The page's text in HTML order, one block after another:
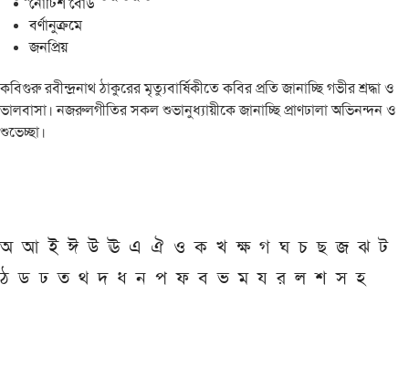
বর্ণানুক্রমে
জনপ্রিয়
কবিগুরু রবীন্দ্রনাথ ঠাকুরের মৃত্যুবার্ষিকীতে কবির প্রতি জানাচ্ছি গভীর শ্রদ্ধা ও
ভালবাসা। নজরুলগীতির সকল শুভানুধ্যায়ীকে জানাচ্ছি প্রাণঢালা অভিনন্দন ও
শুভেচ্ছা।
অ আ ই ঈ উ ঊ এ ঐ ও ক খ ক্ষ গ ঘ চ ছ জ ঝ ট
ঠ ড ঢ ত থ দ ধ ন প ফ ব ভ ম য র ল শ স হ